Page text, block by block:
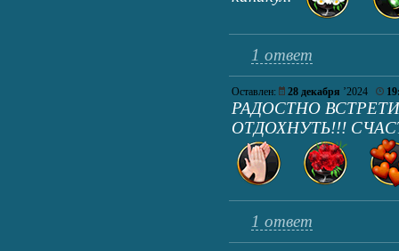
1 ответ
Оставлен: 28 декабря ’2024
РАДОСТНО
ОТДОХНУТЬ!!!
1 ответ